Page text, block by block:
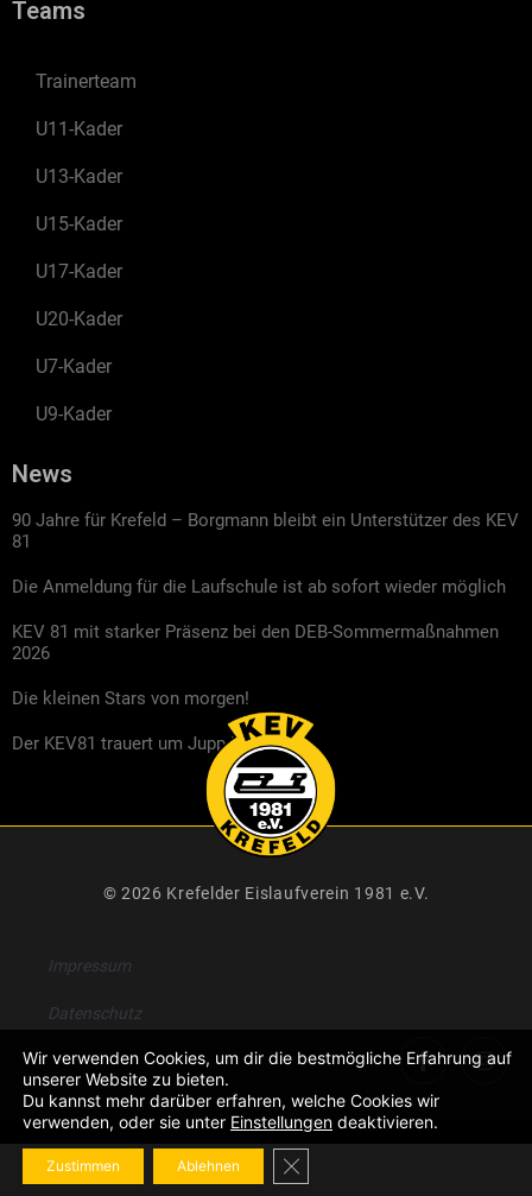
Teams
Trainerteam
U11-Kader
U13-Kader
U15-Kader
U17-Kader
U20-Kader
U7-Kader
U9-Kader
News
90 Jahre für Krefeld – Borgmann bleibt ein Unterstützer des KEV
81
Die Anmeldung für die Laufschule ist ab sofort wieder möglich
KEV 81 mit starker Präsenz bei den DEB-Sommermaßnahmen
2026
Die kleinen Stars von morgen!
Der KEV81 trauert um Jupp Kompalla
© 2026 Krefelder Eislaufverein 1981 e.V.
Impressum
Datenschutz
Wir verwenden Cookies, um dir die bestmögliche Erfahrung auf
unserer Website zu bieten.
Du kannst mehr darüber erfahren, welche Cookies wir
verwenden, oder sie unter Einstellungen deaktivieren.
Zustimmen Ablehnen GDPR Cookie-Banner schließen